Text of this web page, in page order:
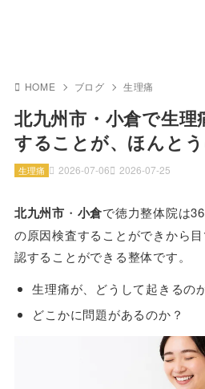
HOME ブログ 生理痛
北九州市・小倉で生
することが、ほんと
2026-07-06 2026-07-25
生理痛
北九州市 ・ 小倉で徳力整体院は
の原因検査することができから
認することができる整体です。
生理痛が、どうして起きるの
どこかに問題があるのか？